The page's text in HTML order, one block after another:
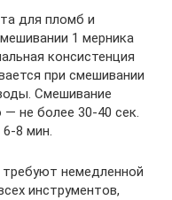
для пломб и
1 мерника
консистенция
при смешивании
Смешивание
не более 30-40 сек.
8 мин.
немедленной
инструментов,